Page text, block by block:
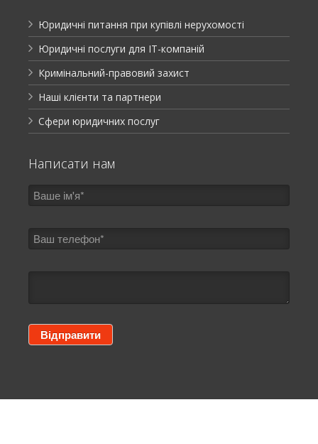
Юридичні питання при купівлі нерухомості
Юридичні послуги для ІТ-компаній
Кримінальний-правовий захист
Наші клієнти та партнери
Сфери юридичних послуг
Написати нам